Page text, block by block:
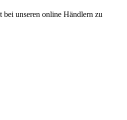
unseren online Händlern zu